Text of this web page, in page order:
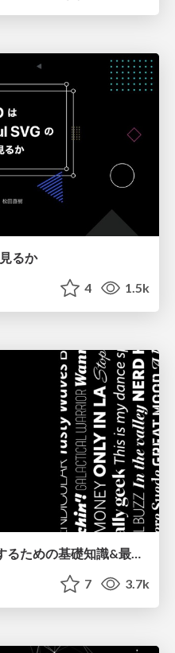
るか
4 1.5k
webフォントを120%活用するための基礎知識&最新動向
7 3.7k